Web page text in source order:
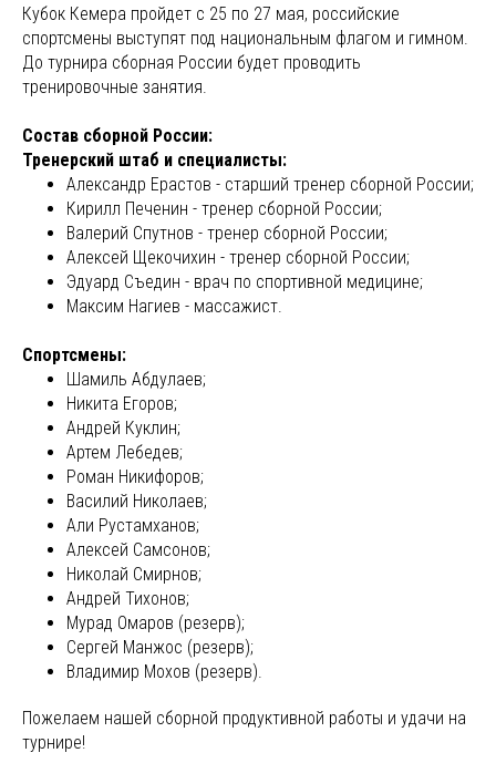
Кубок Кемера пройдет с 25 по 27 мая, российские
спортсмены выступят под национальным флагом и гимном.
До турнира сборная России будет проводить
тренировочные занятия.
Состав сборной России:
Тренерский штаб и специалисты:
Александр Ерастов - старший тренер сборной России;
Кирилл Печенин - тренер сборной России;
Валерий Спутнов - тренер сборной России;
Алексей Щекочихин - тренер сборной России;
Эдуард Съедин - врач по спортивной медицине;
Максим Нагиев - массажист.
Спортсмены:
Шамиль Абдулаев;
Никита Егоров;
Андрей Куклин;
Артем Лебедев;
Роман Никифоров;
Василий Николаев;
Али Рустамханов;
Алексей Самсонов;
Николай Смирнов;
Андрей Тихонов;
Мурад Омаров (резерв);
Сергей Манжос (резерв);
Владимир Мохов (резерв).
Пожелаем нашей сборной продуктивной работы и удачи на
турнире!